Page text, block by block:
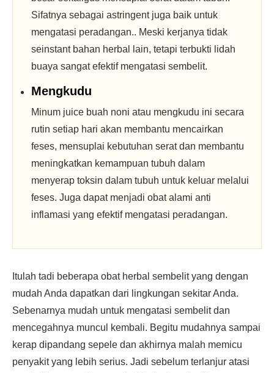
Sifatnya sebagai astringent juga baik untuk
mengatasi peradangan.. Meski kerjanya tidak
seinstant bahan herbal lain, tetapi terbukti lidah
buaya sangat efektif mengatasi sembelit.
Mengkudu
Minum juice buah noni atau mengkudu ini secara
rutin setiap hari akan membantu mencairkan
feses, mensuplai kebutuhan serat dan membantu
meningkatkan kemampuan tubuh dalam
menyerap toksin dalam tubuh untuk keluar melalui
feses. Juga dapat menjadi obat alami anti
inflamasi yang efektif mengatasi peradangan.
Itulah tadi beberapa obat herbal sembelit yang dengan
mudah Anda dapatkan dari lingkungan sekitar Anda.
Sebenarnya mudah untuk mengatasi sembelit dan
mencegahnya muncul kembali. Begitu mudahnya sampai
kerap dipandang sepele dan akhirnya malah memicu
penyakit yang lebih serius. Jadi sebelum terlanjur atasi